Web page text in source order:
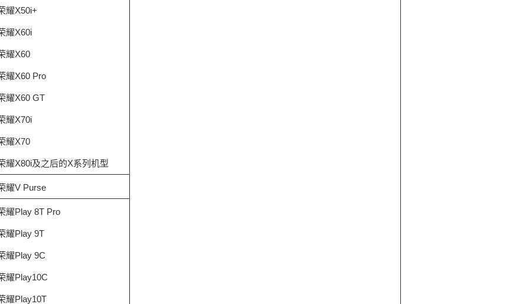
耀X50i+
耀X60i
耀X60
耀X60 Pro
耀X60 GT
耀X70i
耀X70
耀X80i及之后的X系列机型
耀V Purse
耀Play 8T Pro
耀Play 9T
耀Play 9C
耀Play10C
耀Play10T